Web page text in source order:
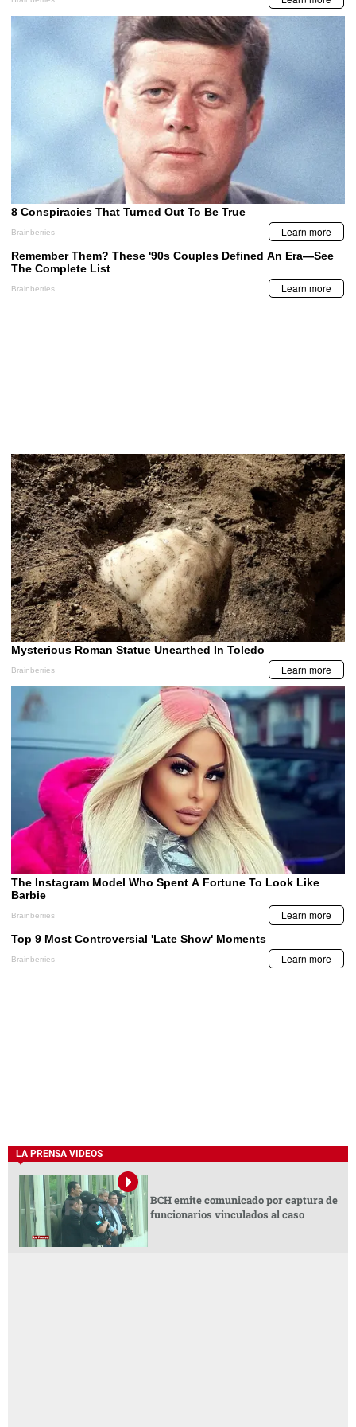
LA PRENSA VIDEOS
BCH emite comunicado por captura de
funcionarios vinculados al caso